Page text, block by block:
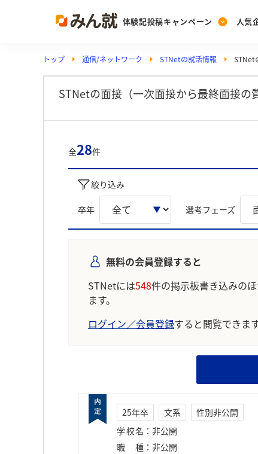
体験記投稿キャンペーン
Post
投稿する
人気
Ranking
ランキングを見る
PickUp
注目の企業特集
動画で知ろう！業
トップ 通信/ネットワーク STNetの就活情報 STNet
STNetの面接（一次面接から最終面接の
全28件
絞り込み
卒年 選考フェーズ
無料の会員登録すると
STNetには548件の掲示板書き込みの
ます。
ログイン／会員登録すると閲覧できます
25年卒 文系
性別非公開
学校名 ： 非公開
職種 ： 非公開